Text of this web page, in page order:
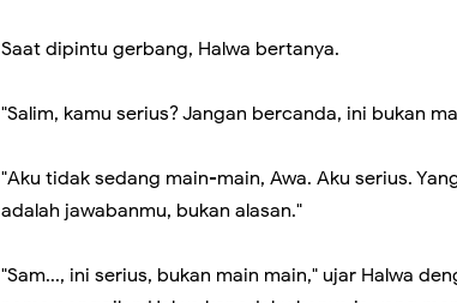
Saat dipintu gerbang, Halwa bertanya.
"Salim, kamu serius? Jangan bercanda, ini bukan
"Aku tidak sedang main-main, Awa. Aku serius.
adalah jawabanmu, bukan alasan."
"Sam..., ini serius, bukan main main," ujar Halwa